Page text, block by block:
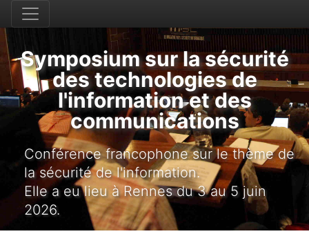
Symposium sur la sécurité
des technologies de
l'information et des
communications
Conférence francophone sur le thème de
la sécurité de l'information.
Elle a eu lieu à Rennes du 3 au 5 juin
2026.